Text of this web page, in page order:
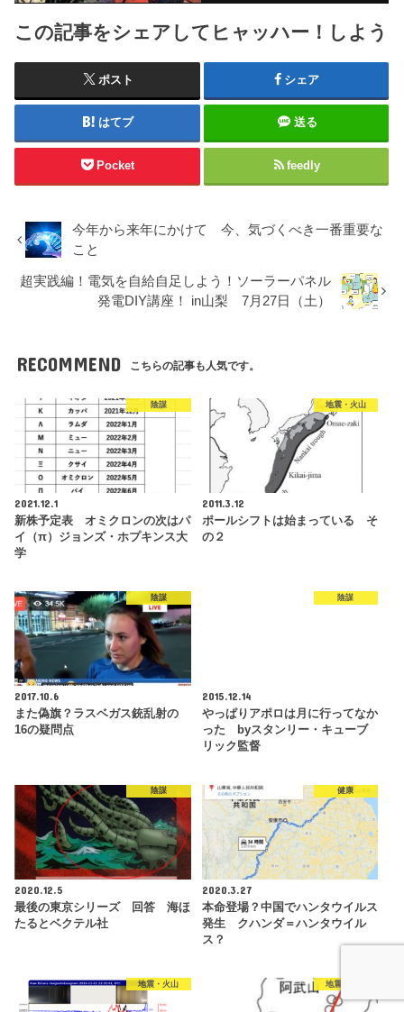
この記事をシェアしてヒャッハー！しよう
ポスト シェア
はてブ 送る
Pocket feedly
今年から来年にかけて 今、気づくべき一番重要な
こと
超実践編！電気を自給自足しよう！ソーラーパネル
発電DIY講座！ in山梨 7月27日（土）
RECOMMEND こちらの記事も人気です。
陰謀
2021.12.1
新株予定表 オミクロンの次はパ
イ（π）ジョンズ・ホプキンス大
学
地震・火山
2011.3.12
ポールシフトは始まっている そ
の２
陰謀
2017.10.6
また偽旗？ラスベガス銃乱射の
16の疑問点
陰謀
2015.12.14
やっぱりアポロは月に行ってなか
った byスタンリー・キューブ
リック監督
陰謀
2020.12.5
最後の東京シリーズ 回答 海ほ
たるとベクテル社
健康
2020.3.27
本命登場？中国でハンタウイルス
発生 クハンダ＝ハンタウイル
ス？
地震・火山 地震・火山